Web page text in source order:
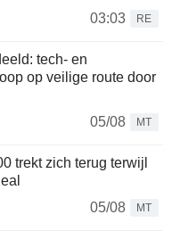
03:03
RE
tech- en
op veilige route door
05/08
MT
trekt zich terug terwijl
05/08
MT